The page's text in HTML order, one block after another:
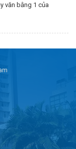
văn bằng 1 của